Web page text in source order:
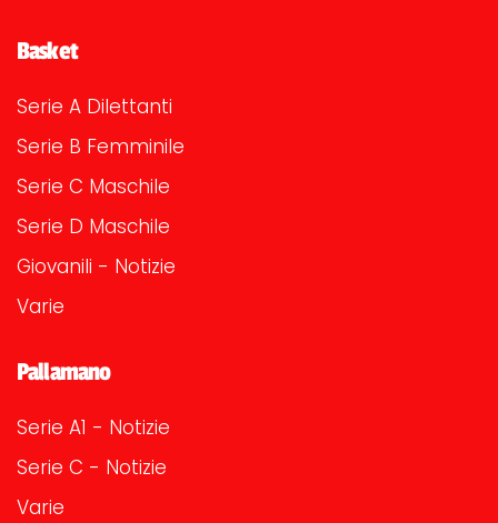
Basket
Serie A Dilettanti
Serie B Femminile
Serie C Maschile
Serie D Maschile
Giovanili - Notizie
Varie
Pallamano
Serie A1 - Notizie
Serie C - Notizie
Varie